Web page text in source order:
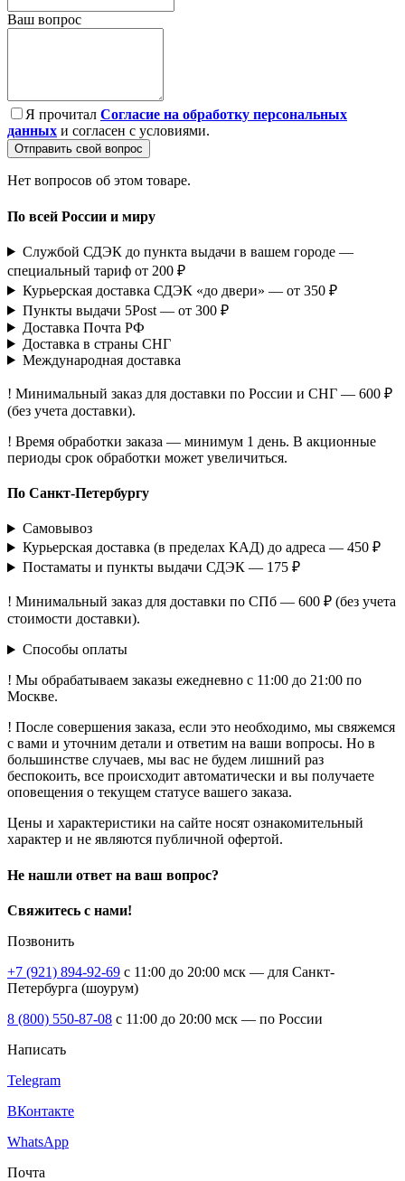
Ваш вопрос
Я прочитал Согласие на обработку персональных
данных и согласен с условиями.
Отправить свой вопрос
Нет вопросов об этом товаре.
По всей России и миру
Службой СДЭК до пункта выдачи в вашем городе —
специальный тариф от 200 ₽
Курьерская доставка СДЭК «до двери» — от 350 ₽
Пункты выдачи 5Post — от 300 ₽
Доставка Почта РФ
Доставка в страны СНГ
Международная доставка
! Минимальный заказ для доставки по России и СНГ — 600 ₽
(без учета доставки).
! Время обработки заказа — минимум 1 день. В акционные
периоды срок обработки может увеличиться.
По Санкт-Петербургу
Самовывоз
Курьерская доставка (в пределах КАД) до адреса — 450 ₽
Постаматы и пункты выдачи СДЭК — 175 ₽
! Минимальный заказ для доставки по СПб — 600 ₽ (без учета
стоимости доставки).
Способы оплаты
! Мы обрабатываем заказы ежедневно с 11:00 до 21:00 по
Москве.
! После совершения заказа, если это необходимо, мы свяжемся
с вами и уточним детали и ответим на ваши вопросы. Но в
большинстве случаев, мы вас не будем лишний раз
беспокоить, все происходит автоматически и вы получаете
оповещения о текущем статусе вашего заказа.
Цены и характеристики на сайте носят ознакомительный
характер и не являются публичной офертой.
Не нашли ответ на ваш вопрос?
Свяжитесь с нами!
Позвонить
+7 (921) 894-92-69 c 11:00 до 20:00 мск — для Санкт-
Петербурга (шоурум)
8 (800) 550-87-08 c 11:00 до 20:00 мск — по России
Написать
Telegram
ВКонтакте
WhatsApp
Почта